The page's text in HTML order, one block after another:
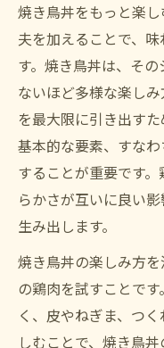
焼き鳥丼をもっと楽
夫を加えることで、
す。焼き鳥丼は、そ
ないほど多様な楽し
を最大限に引き出す
基本的な要素、すな
することが重要です
らかさが互いに良い
生み出します。
焼き鳥丼の楽しみ方
の鶏肉を試すことで
く、皮やねぎま、つ
しむことで、焼き鳥